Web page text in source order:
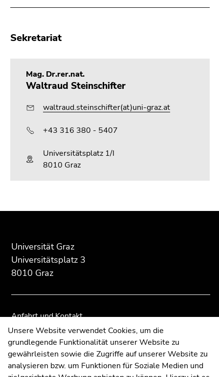
Sekretariat
Mag. Dr.rer.nat.
Waltraud Steinschifter
waltraud.steinschifter(at)uni-graz.at
+43 316 380 - 5407
Universitätsplatz 1/I
8010 Graz
Beginn
Zusatzinformationen:
Universität Graz
Universitätsplatz 3
8010 Graz
Anfahrt und Kontakt
Kommunikation und Öffentlichkeitsarbeit
Moodle
UNIGRAZonline
Impressum
Ende
Übersicht
Ende
Übersicht
Unsere Website verwendet Cookies, um die
grundlegende Funktionalität unserer Website zu
gewährleisten sowie die Zugriffe auf unserer Website zu
analysieren bzw. um Funktionen für Soziale Medien und